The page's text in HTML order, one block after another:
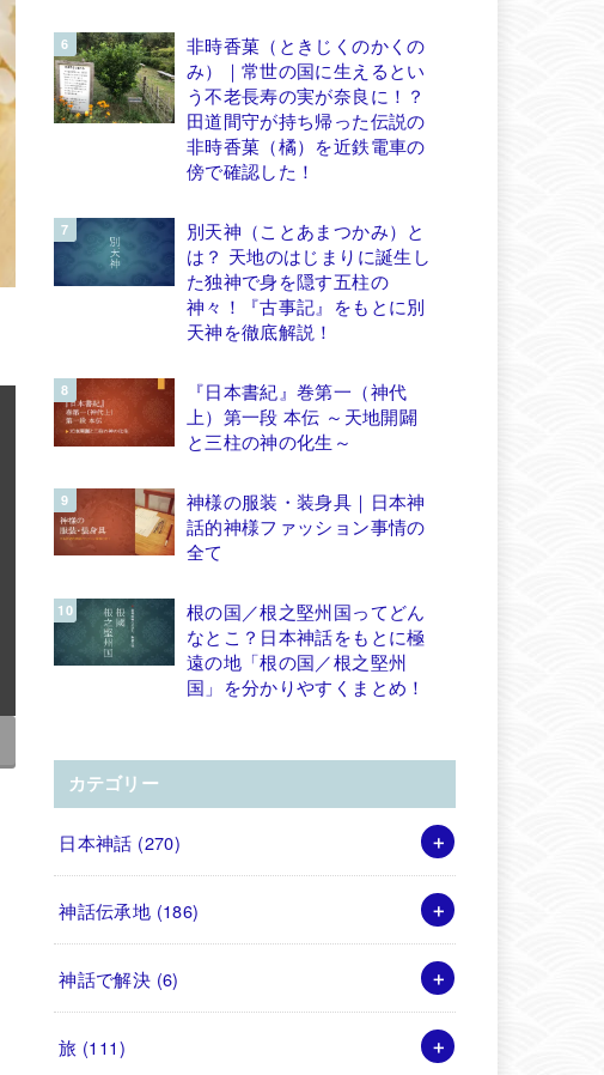
非時香菓（ときじくのかくの
み）｜常世の国に生えるとい
う不老長寿の実が奈良に！？
田道間守が持ち帰った伝説の
非時香菓（橘）を近鉄電車の
傍で確認した！
別天神（ことあまつかみ）と
は？ 天地のはじまりに誕生し
た独神で身を隠す五柱の
神々！『古事記』をもとに別
天神を徹底解説！
『日本書紀』巻第一（神代
上）第一段 本伝 ～天地開闢
と三柱の神の化生～
神様の服装・装身具｜日本神
話的神様ファッション事情の
全て
根の国／根之堅州国ってどん
なとこ？日本神話をもとに極
遠の地「根の国／根之堅州
国」を分かりやすくまとめ！
カテゴリー
日本神話 (270)
神話伝承地 (186)
神話で解決 (6)
旅 (111)